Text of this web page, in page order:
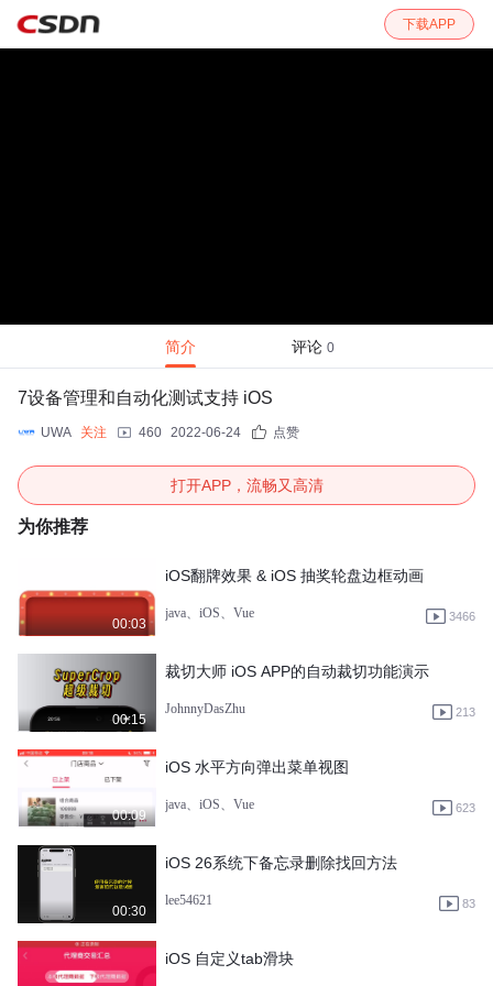
下载APP
简介 评论 0
7设备管理和自动化测试支持 iOS
UWA 关注 460 2022-06-24 点赞
打开APP，流畅又高清
为你推荐
00:03
iOS翻牌效果 & iOS 抽奖轮盘边框动画
java、iOS、Vue 3466
00:15
裁切大师 iOS APP的自动裁切功能演示
JohnnyDasZhu 213
00:09
iOS 水平方向弹出菜单视图
java、iOS、Vue 623
00:30
iOS 26系统下备忘录删除找回方法
lee54621 83
iOS 自定义tab滑块